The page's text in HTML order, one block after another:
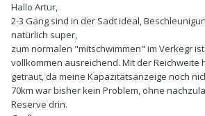
Hallo Artur,
2-3 Gang sind in der Sadt ideal,
natürlich super,
zum normalen "mitschwimmen" im Verkegr
vollkommen ausreichend. Mit der Reichweite
getraut, da meine Kapazitätsanzeige noch
70km war bisher kein Problem, ohne
Reserve drin.